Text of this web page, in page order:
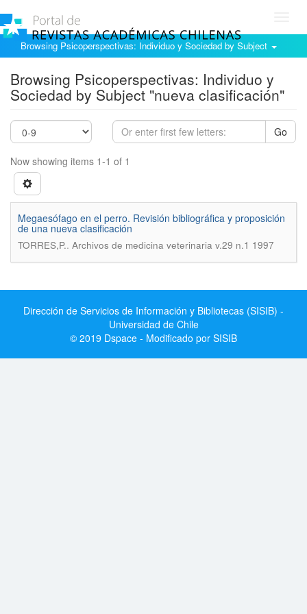
Browsing Psicoperspectivas: Individuo y Sociedad by Subject
Browsing Psicoperspectivas: Individuo y
Sociedad by Subject "nueva clasificación"
Go
Now showing items 1-1 of 1
Megaesófago en el perro. Revisión bibliográfica y proposición
de una nueva clasificación
TORRES,P.. Archivos de medicina veterinaria v.29 n.1 1997
Dirección de Servicios de Información y Bibliotecas (SISIB) -
Universidad de Chile
© 2019 Dspace - Modificado por SISIB